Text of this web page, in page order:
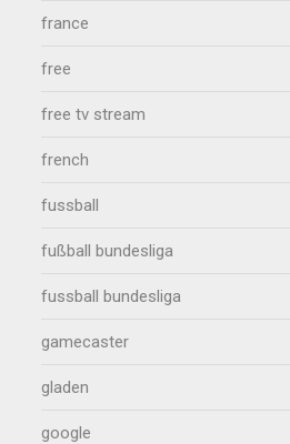
france
free
free tv stream
french
fussball
fußball bundesliga
fussball bundesliga
gamecaster
gladen
google